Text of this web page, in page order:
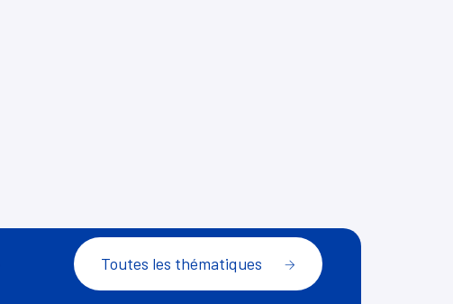
Toutes les thématiques